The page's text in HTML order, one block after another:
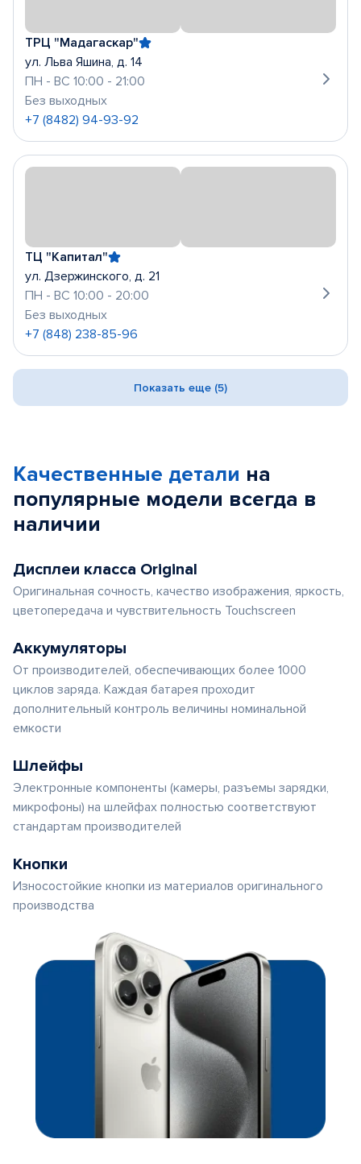
ТРЦ "Мадагаскар"
ул. Льва Яшина, д. 14
ПН - ВС 10:00 - 21:00
Без выходных
+7 (8482) 94-93-92
ТЦ "Капитал"
ул. Дзержинского, д. 21
ПН - ВС 10:00 - 20:00
Без выходных
+7 (848) 238-85-96
Показать еще (5)
Качественные детали на
популярные модели всегда в
наличии
Дисплеи класса Original
Оригинальная сочность, качество изображения, яркость,
цветопередача и чувствительность Touchscreen
Аккумуляторы
От производителей, обеспечивающих более 1000
циклов заряда. Каждая батарея проходит
дополнительный контроль величины номинальной
емкости
Шлейфы
Электронные компоненты (камеры, разъемы зарядки,
микрофоны) на шлейфах полностью соответствуют
стандартам производителей
Кнопки
Износостойкие кнопки из материалов оригинального
производства